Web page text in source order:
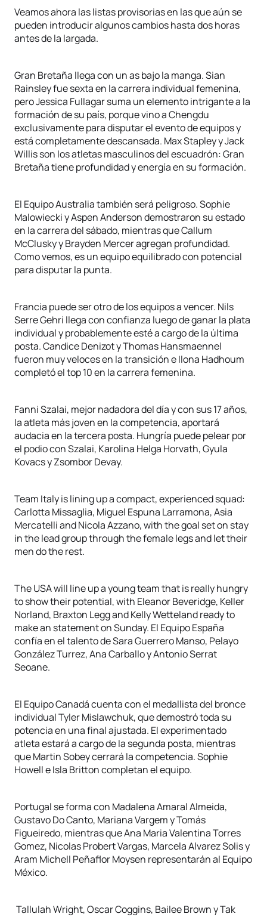
Veamos ahora las listas provisorias en las que aún se
pueden introducir algunos cambios hasta dos horas
antes de la largada.
Gran Bretaña llega con un as bajo la manga. Sian
Rainsley fue sexta en la carrera individual femenina,
pero Jessica Fullagar suma un elemento intrigante a la
formación de su país, porque vino a Chengdu
exclusivamente para disputar el evento de equipos y
está completamente descansada. Max Stapley y Jack
Willis son los atletas masculinos del escuadrón: Gran
Bretaña tiene profundidad y energía en su formación.
El Equipo Australia también será peligroso. Sophie
Malowiecki y Aspen Anderson demostraron su estado
en la carrera del sábado, mientras que Callum
McClusky y Brayden Mercer agregan profundidad.
Como vemos, es un equipo equilibrado con potencial
para disputar la punta.
Francia puede ser otro de los equipos a vencer. Nils
Serre Gehri llega con confianza luego de ganar la plata
individual y probablemente esté a cargo de la última
posta. Candice Denizot y Thomas Hansmaennel
fueron muy veloces en la transición e Ilona Hadhoum
completó el top 10 en la carrera femenina.
Fanni Szalai, mejor nadadora del día y con sus 17 años,
la atleta más joven en la competencia, aportará
audacia en la tercera posta. Hungría puede pelear por
el podio con Szalai, Karolina Helga Horvath, Gyula
Kovacs y Zsombor Devay.
Team Italy is lining up a compact, experienced squad:
Carlotta Missaglia, Miguel Espuna Larramona, Asia
Mercatelli and Nicola Azzano, with the goal set on stay
in the lead group through the female legs and let their
men do the rest.
The USA will line up a young team that is really hungry
to show their potential, with Eleanor Beveridge, Keller
Norland, Braxton Legg and Kelly Wetteland ready to
make an statement on Sunday. El Equipo España
confía en el talento de Sara Guerrero Manso, Pelayo
González Turrez, Ana Carballo y Antonio Serrat
Seoane.
El Equipo Canadá cuenta con el medallista del bronce
individual Tyler Mislawchuk, que demostró toda su
potencia en una final ajustada. El experimentado
atleta estará a cargo de la segunda posta, mientras
que Martin Sobey cerrará la competencia. Sophie
Howell e Isla Britton completan el equipo.
Portugal se forma con Madalena Amaral Almeida,
Gustavo Do Canto, Mariana Vargem y Tomás
Figueiredo, mientras que Ana Maria Valentina Torres
Gomez, Nicolas Probert Vargas, Marcela Alvarez Solis y
Aram Michell Peñaflor Moysen representarán al Equipo
México.
Tallulah Wright, Oscar Coggins, Bailee Brown y Tak